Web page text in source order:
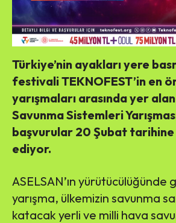
Türkiye’nin ayakları yere
festivali TEKNOFEST’in en
yarışmaları arasında yer
Savunma Sistemleri
başvurular 20 Şubat
ediyor.
ASELSAN’ın yürütücülüğünde
yarışma, ülkemizin savunma
katacak yerli ve milli hava